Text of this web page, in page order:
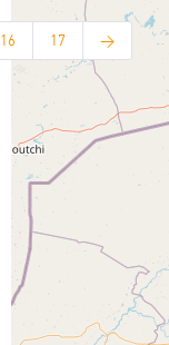
16 17 >